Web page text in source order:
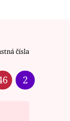
čísla
2